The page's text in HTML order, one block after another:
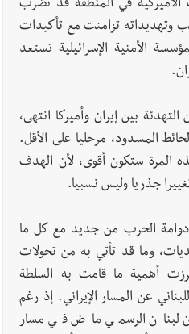
في المنطقة قد تضرب
وتهديداته تزامنت مع تأكيدات
الأمنية الإسرائيلية تستعد
بين إيران وأميركا انتهى،
المسدود، مرحليا على الأقل.
المرة ستكون أقوى، لأن الهدف
جذريا وليس نسبيا.
الحرب من جديد مع كل ما
وما قد تأتي به من تحولات
أهمية ما قامت به السلطة
عن المسار الإيراني. إذ رغم
لبنان الرسمي ماض في مسار